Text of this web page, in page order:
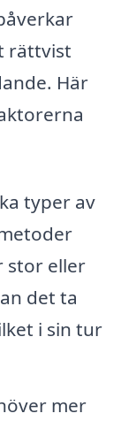
rättvist
Här
typer av
stor eller
det ta
i sin tur
mer